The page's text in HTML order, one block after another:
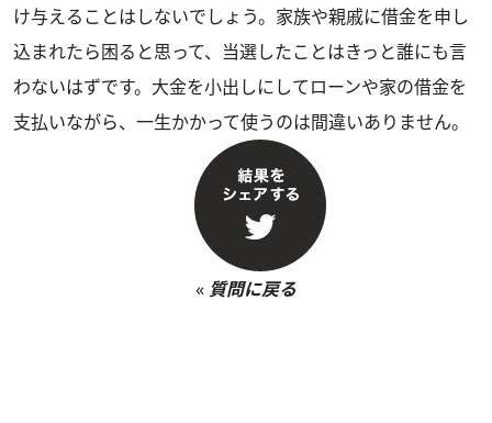
け与えることはしないでしょう。家族や親戚に借金を申し
込まれたら困ると思って、当選したことはきっと誰にも言
わないはずです。大金を小出しにしてローンや家の借金を
支払いながら、一生かかって使うのは間違いありません。
« 質問に戻る